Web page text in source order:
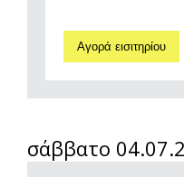
Αγορά εισιτηρίου
σάββατο